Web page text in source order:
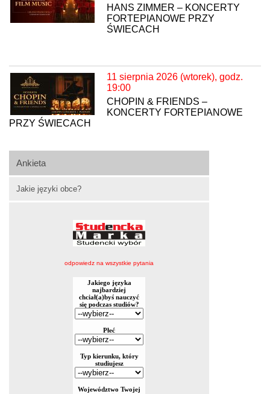
Ankieta
Jakie języki obce?
odpowiedz na wszystkie pytania
HANS ZIMMER – KONCERTY
FORTEPIANOWE PRZY
ŚWIECACH
11 sierpnia 2026 (wtorek), godz.
19:00
CHOPIN & FRIENDS –
KONCERTY FORTEPIANOWE
PRZY ŚWIECACH